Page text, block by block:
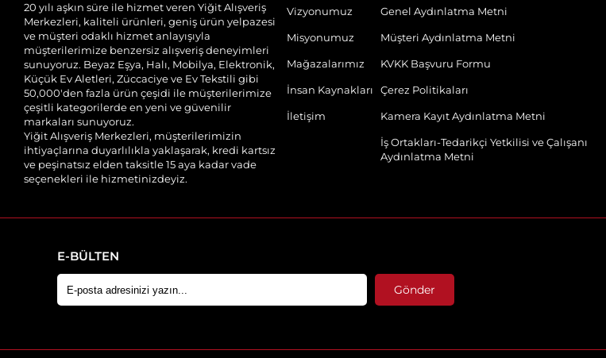
20 yılı aşkın süre ile hizmet veren Yiğit Alışveriş
Merkezleri, kaliteli ürünleri, geniş ürün yelpazesi
ve müşteri odaklı hizmet anlayışıyla
müşterilerimize benzersiz alışveriş deneyimleri
sunuyoruz. Beyaz Eşya, Halı, Mobilya, Elektronik,
Küçük Ev Aletleri, Züccaciye ve Ev Tekstili gibi
50,000'den fazla ürün çeşidi ile müşterilerimize
çeşitli kategorilerde en yeni ve güvenilir
markaları sunuyoruz.
Yiğit Alışveriş Merkezleri, müşterilerimizin
ihtiyaçlarına duyarlılıkla yaklaşarak, kredi kartsız
ve peşinatsız elden taksitle 15 aya kadar vade
seçenekleri ile hizmetinizdeyiz.
Vizyonumuz
Misyonumuz
Mağazalarımız
İnsan Kaynakları
İletişim
Genel Aydınlatma Metni
Müşteri Aydınlatma Metni
KVKK Başvuru Formu
Çerez Politikaları
Kamera Kayıt Aydınlatma Metni
İş Ortakları-Tedarikçi Yetkilisi ve Çalışanı
Aydınlatma Metni
E-BÜLTEN
Gönder